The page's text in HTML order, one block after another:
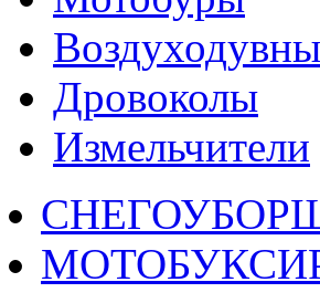
Дровоколы
Измельчители